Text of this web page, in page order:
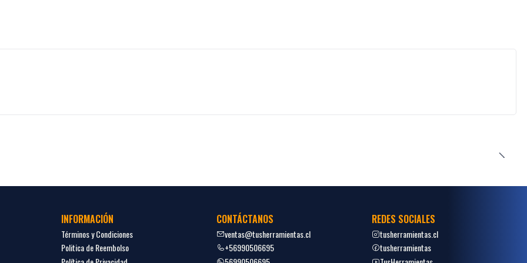
INFORMACIÓN
Términos y Condiciones
Politica de Reembolso
CONTÁCTANOS
ventas@tusherramientas.cl
+56990506695
REDES SOCIALES
tusherramientas.cl
tusherramientas